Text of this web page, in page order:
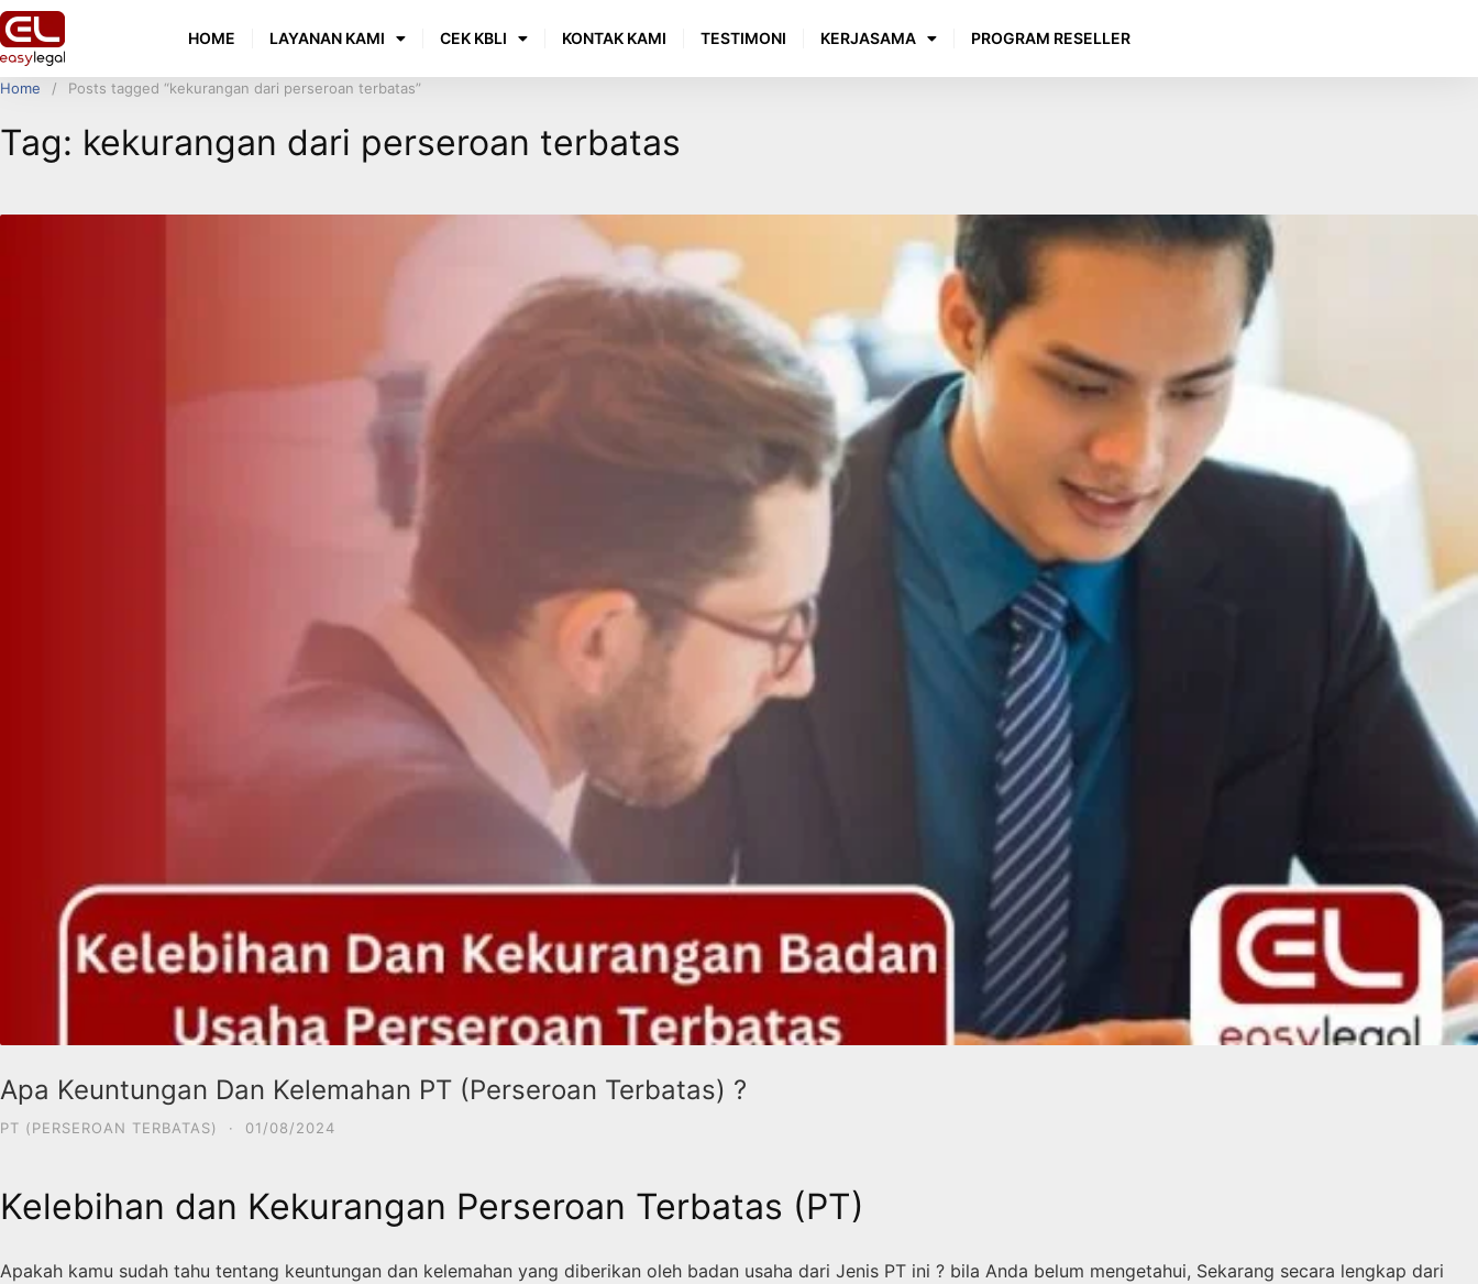
HOME LAYANAN KAMI CEK KBLI KONTAK KAMI TESTIMONI KERJASAMA PROGRAM RESELLER
Home Posts tagged “kekurangan dari perseroan terbatas”
Tag: kekurangan dari perseroan terbatas
Apa Keuntungan Dan Kelemahan PT (Perseroan Terbatas) ?
PT (PERSEROAN TERBATAS) · 01/08/2024
Kelebihan dan Kekurangan Perseroan Terbatas (PT)
Apakah kamu sudah tahu tentang keuntungan dan kelemahan yang diberikan oleh badan usaha dari Jenis PT ini ? bila Anda belum mengetahui, Sekarang secara lengkap dari